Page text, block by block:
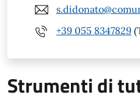
+39 055 8347829
Strumenti di